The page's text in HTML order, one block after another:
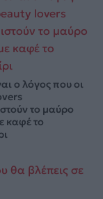
ο λόγος που οι
το μαύρο
καφέ το